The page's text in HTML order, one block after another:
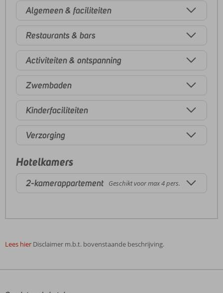
Algemeen & faciliteiten
Restaurants & bars
Activiteiten & ontspanning
Zwembaden
Kinderfaciliteiten
Verzorging
Hotelkamers
2-kamerappartement Geschikt voor max 4 pers.
Lees hier Disclaimer m.b.t. bovenstaande beschrijving.